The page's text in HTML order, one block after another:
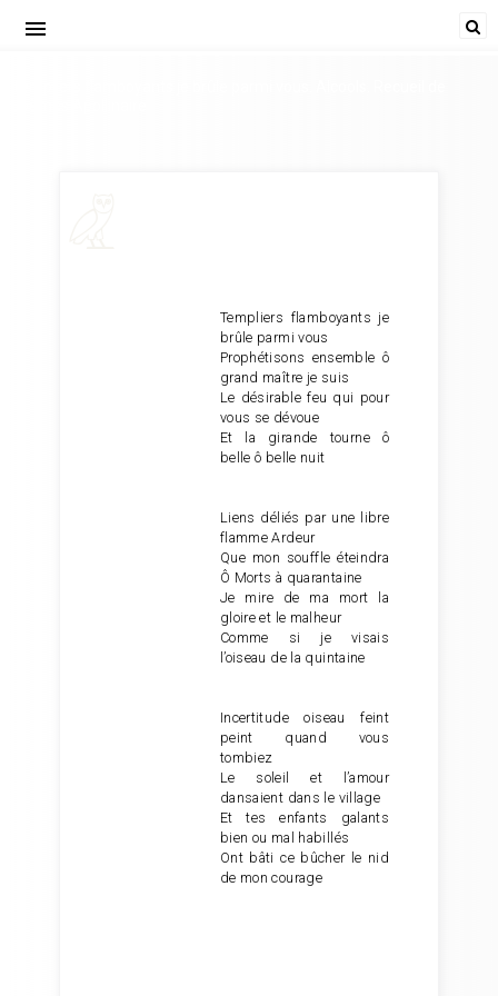
menu
Templiers flamboyants je
brûle parmi vous
Prophétisons ensemble ô
grand maître je suis
Le désirable feu qui pour
vous se dévoue
Et la girande tourne ô
belle ô belle nuit
Liens déliés par une libre
flamme Ardeur
Que mon souffle éteindra
Ô Morts à quarantaine
Je mire de ma mort la
gloire et le malheur
Comme si je visais
l’oiseau de la quintaine
Incertitude oiseau feint
peint quand vous
tombiez
Le soleil et l’amour
dansaient dans le village
Et tes enfants galants
bien ou mal habillés
Ont bâti ce bûcher le nid
de mon courage